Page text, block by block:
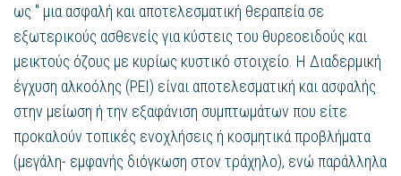
ως " μια ασφαλή και αποτελεσματική θεραπεία σε
εξωτερικούς ασθενείς για κύστεις του θυρεοειδούς και
μεικτούς όζους με κυρίως κυστικό στοιχείο. Η Διαδερμική
έγχυση αλκοόλης (PEI) είναι αποτελεσματική και ασφαλής
στην μείωση ή την εξαφάνιση συμπτωμάτων που είτε
προκαλούν τοπικές ενοχλήσεις ή κοσμητικά προβλήματα
(μεγάλη- εμφανής διόγκωση στον τράχηλο), ενώ παράλληλα